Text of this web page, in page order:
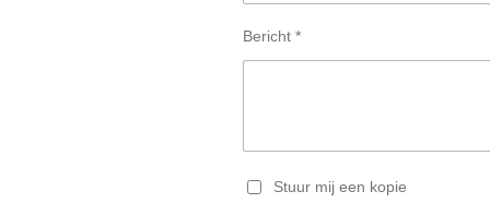
Bericht *
Stuur mij een kopie